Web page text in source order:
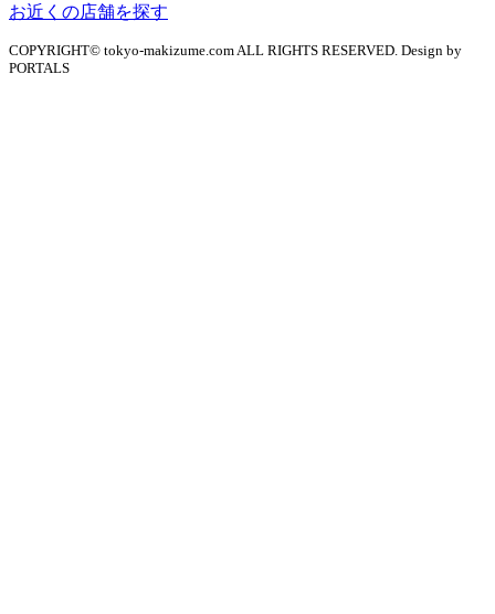
お近くの店舗を探す
COPYRIGHT© tokyo-makizume.com ALL RIGHTS RESERVED. Design by
PORTALS